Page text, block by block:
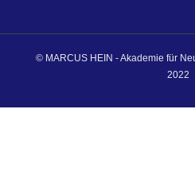
© MARCUS HEIN - Akademie für
2022